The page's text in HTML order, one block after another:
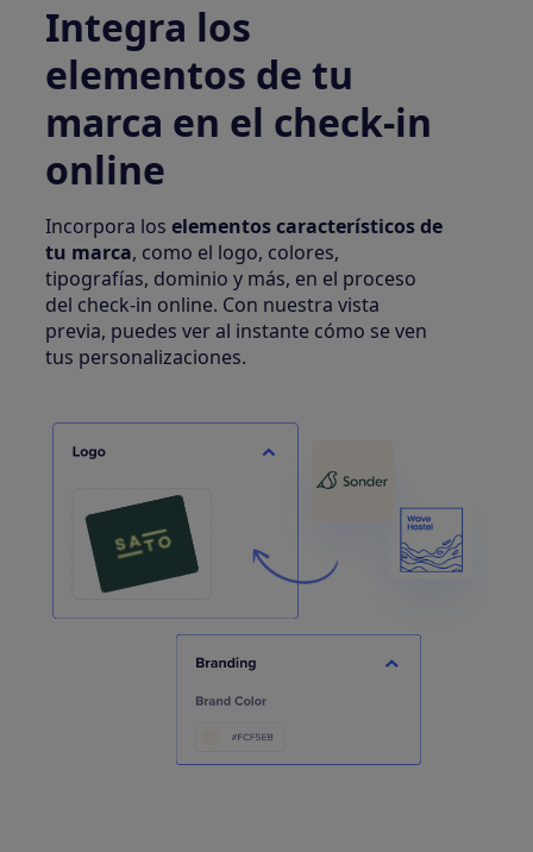
Integra los
elementos de tu
marca en el check-in
online
Incorpora loselementos característicos de
tu marca, como el logo, colores,
tipografías, dominio y más, en el proceso
del check-in online. Con nuestra vista
previa, puedes ver al instante cómo se ven
tus personalizaciones.